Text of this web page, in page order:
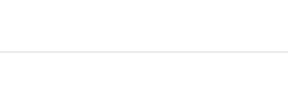
natuurlijke groeikracht van de